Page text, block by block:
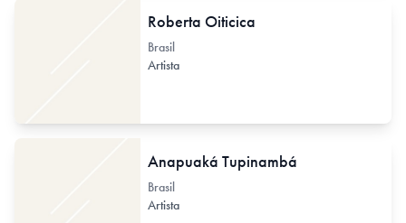
Roberta Oiticica
Brasil
Artista
Anapuaká Tupinambá
Brasil
Artista